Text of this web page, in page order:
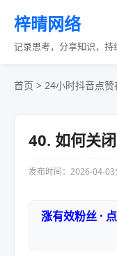
梓晴网络
记录思考，分享知识，持
首页 > 24小时抖音点
40. 如何关
发布时间：2026-04-03
涨有效粉丝 ·